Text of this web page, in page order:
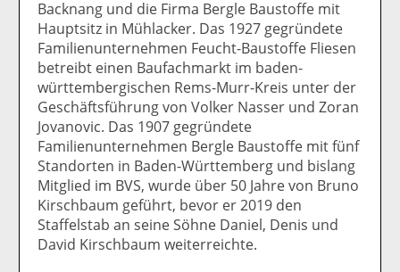
b
o
o
k
te
il
e
n
e
di
n
te
il
e
l
v
er
se
n
d
e
n
Backnang und die Firma Bergle Baustoffe mit
Hauptsitz in Mühlacker. Das 1927 gegründete
Familienunternehmen Feucht-Baustoffe Fliesen
betreibt einen Baufachmarkt im baden-
württembergischen Rems-Murr-Kreis unter der
Geschäftsführung von Volker Nasser und Zoran
Jovanovic. Das 1907 gegründete
Familienunternehmen Bergle Baustoffe mit fünf
Standorten in Baden-Württemberg und bislang
Mitglied im BVS, wurde über 50 Jahre von Bruno
Kirschbaum geführt, bevor er 2019 den
Staffelstab an seine Söhne Daniel, Denis und
David Kirschbaum weiterreichte.